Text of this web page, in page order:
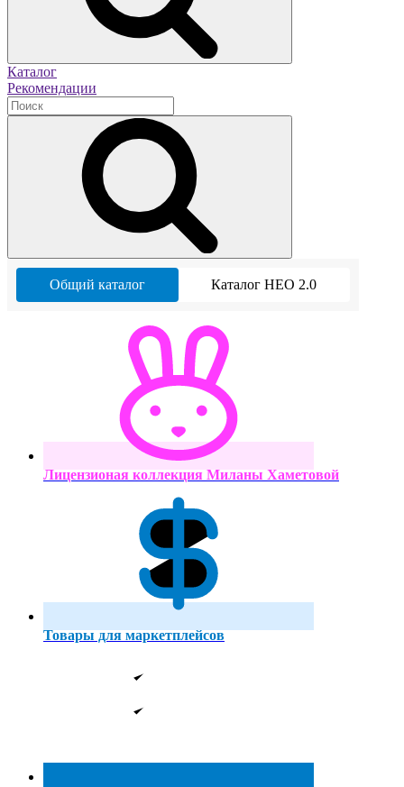
Каталог
Рекомендации
Общий каталог Каталог НЕО 2.0
Лицензионая коллекция Миланы Хаметовой
Товары для маркетплейсов